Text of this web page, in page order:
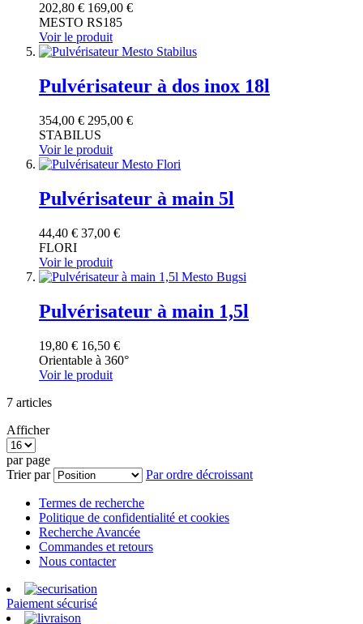
202,80 € 169,00 €
MESTO RS185
Voir le produit
Pulvérisateur à dos inox 18l
354,00 € 295,00 €
STABILUS
Voir le produit
Pulvérisateur à main 5l
44,40 € 37,00 €
FLORI
Voir le produit
Pulvérisateur à main 1,5l
19,80 € 16,50 €
Orientable à 360°
Voir le produit
7 articles
Afficher
par page
Trier par
Par ordre décroissant
Termes de recherche
Politique de confidentialité et cookies
Recherche Avancée
Commandes et retours
Nous contacter
Paiement sécurisé